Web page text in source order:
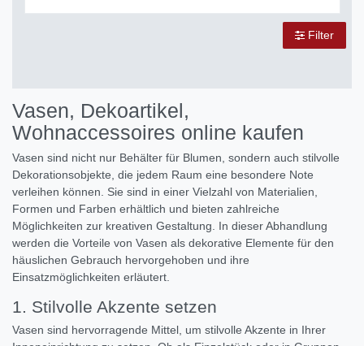
Filter
Vasen, Dekoartikel,
Wohnaccessoires online kaufen
Vasen sind nicht nur Behälter für Blumen, sondern auch stilvolle
Dekorationsobjekte, die jedem Raum eine besondere Note
verleihen können. Sie sind in einer Vielzahl von Materialien,
Formen und Farben erhältlich und bieten zahlreiche
Möglichkeiten zur kreativen Gestaltung. In dieser Abhandlung
werden die Vorteile von Vasen als dekorative Elemente für den
häuslichen Gebrauch hervorgehoben und ihre
Einsatzmöglichkeiten erläutert.
1. Stilvolle Akzente setzen
Vasen sind hervorragende Mittel, um stilvolle Akzente in Ihrer